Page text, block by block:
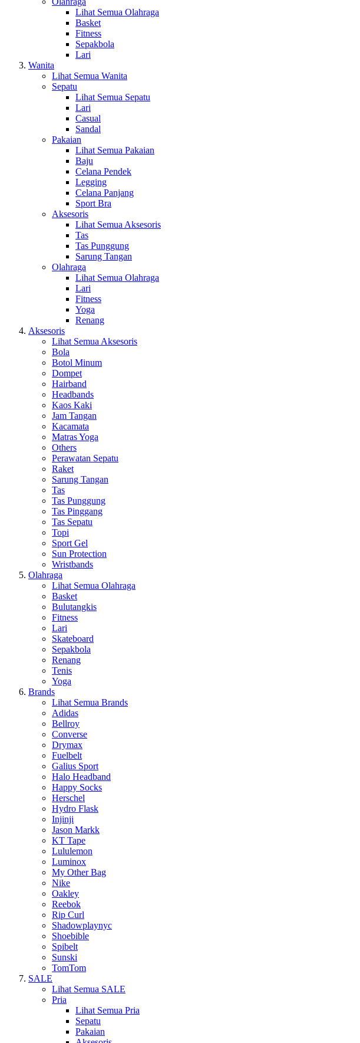
Lihat Semua Olahraga
Basket
Fitness
Sepakbola
Lari
Wanita
Lihat Semua Wanita
Sepatu
Lihat Semua Sepatu
Lari
Casual
Sandal
Pakaian
Lihat Semua Pakaian
Baju
Celana Pendek
Legging
Celana Panjang
Sport Bra
Aksesoris
Lihat Semua Aksesoris
Tas
Tas Punggung
Sarung Tangan
Olahraga
Lihat Semua Olahraga
Lari
Fitness
Yoga
Renang
Aksesoris
Lihat Semua Aksesoris
Bola
Botol Minum
Dompet
Hairband
Headbands
Kaos Kaki
Jam Tangan
Kacamata
Matras Yoga
Others
Perawatan Sepatu
Raket
Sarung Tangan
Tas
Tas Punggung
Tas Pinggang
Tas Sepatu
Topi
Sport Gel
Sun Protection
Wristbands
Olahraga
Lihat Semua Olahraga
Basket
Bulutangkis
Fitness
Lari
Skateboard
Sepakbola
Renang
Tenis
Yoga
Brands
Lihat Semua Brands
Adidas
Bellroy
Converse
Drymax
Fuelbelt
Galius Sport
Halo Headband
Happy Socks
Herschel
Hydro Flask
Injinji
Jason Markk
KT Tape
Lululemon
Luminox
My Other Bag
Nike
Oakley
Reebok
Rip Curl
Shadowplaynyc
Shoebible
Spibelt
Sunski
TomTom
SALE
Lihat Semua SALE
Pria
Lihat Semua Pria
Sepatu
Pakaian